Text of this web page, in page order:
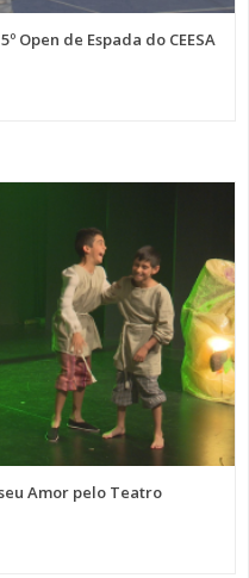
Open de Espada do CEESA
Amor pelo Teatro